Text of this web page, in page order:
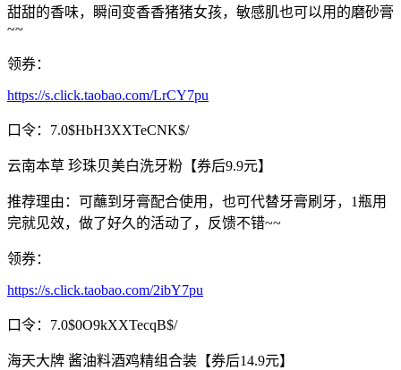
甜甜的香味，瞬间变香香猪猪女孩，敏感肌也可以用的磨砂膏
~~
领券：
https://s.click.taobao.com/LrCY7pu
口令：7.0$HbH3XXTeCNK$/
云南本草 珍珠贝美白洗牙粉【券后9.9元】
推荐理由：可蘸到牙膏配合使用，也可代替牙膏刷牙，1瓶用
完就见效，做了好久的活动了，反馈不错~~
领券：
https://s.click.taobao.com/2ibY7pu
口令：7.0$0O9kXXTecqB$/
海天大牌 酱油料酒鸡精组合装【券后14.9元】